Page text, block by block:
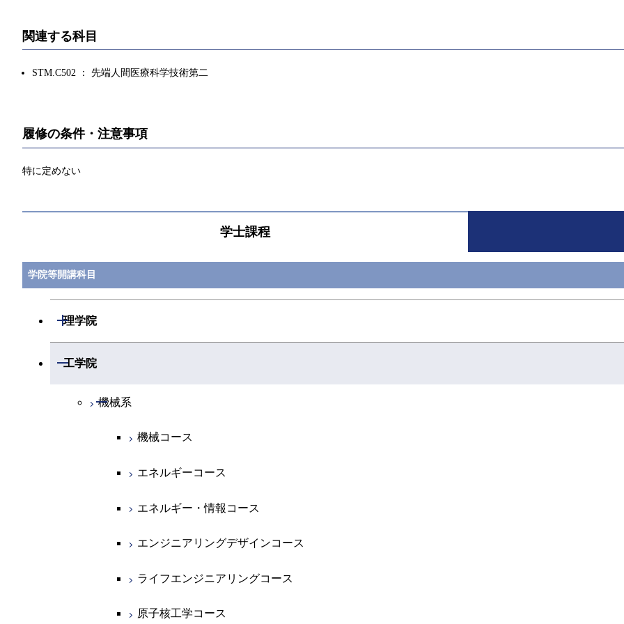
関連する科目
STM.C502 ： 先端人間医療科学技術第二
履修の条件・注意事項
特に定めない
学士課程
学院等開講科目
理学院
開閉
物理学系
物理学コース
物質・情報卓越コース
化学コース
エネルギーコース
エネルギー・情報コース
地球惑星科学系
地球惑星科学コース
地球生命コース
工学院
開閉
機械系
開閉
機械コース
エネルギーコース
エネルギー・情報コース
エンジニアリングデザインコース
ライフエンジニアリングコース
原子核工学コース